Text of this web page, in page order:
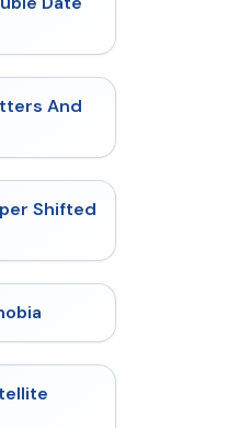
★ 4.6
And
★ 4.5
Shifted